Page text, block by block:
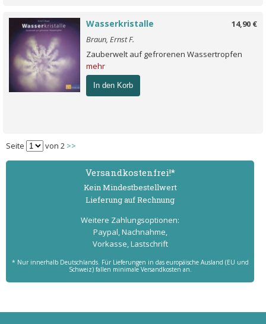
14,90 €
Wasserkristalle
Braun, Ernst F.
Zauberwelt auf gefrorenen Wassertropfen
mehr
In den Korb
Seite von 2 >>
Versand­kostenfrei!*
Kein Mindest­bestell­wert
Lieferung auf Rechnung
Weitere Zahlungs­optionen:
Paypal, Nachnahme,
Vorkasse, Lastschrift
* Nur innerhalb Deutschlands. Für Lieferungen in das europäische Ausland (EU und
Schweiz) fallen minimale Versandkosten an.